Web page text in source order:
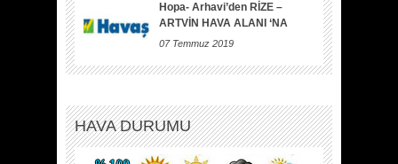
Hopa- Arhavi’den RİZE –
ARTVİN HAVA ALANI ‘NA
07 Temmuz 2019
HAVA DURUMU